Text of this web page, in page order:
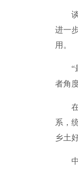
谈及
进一
用。
“最
者角
在她
系，
乡土
中